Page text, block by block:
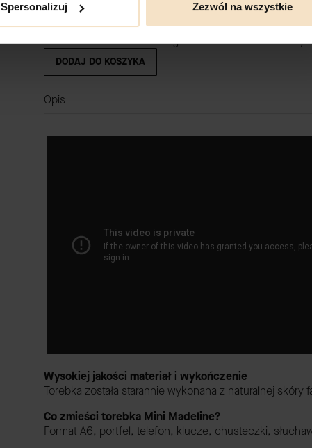
Spersonalizuj Zezwól na wszystkie
ALICE daag czarna skórzana
DODAJ DO KOSZYKA
Opis
Wysokiej jakości materiał i wykończenie
Torebka została starannie wykonana z naturalnej
Co zmieści torebka Mini Madeline?
Format A6, portfel, telefon, klucze, chusteczki,